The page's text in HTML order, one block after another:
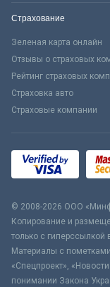
Страхование
Зеленая карта онлайн
Отзывы о страховых
Рейтинг страховых
Страховка авто
Страховые компании
© 2008-2026 ООО
Копирование и
только с
Материалы с
«Спецпроект»,
понимании Закона